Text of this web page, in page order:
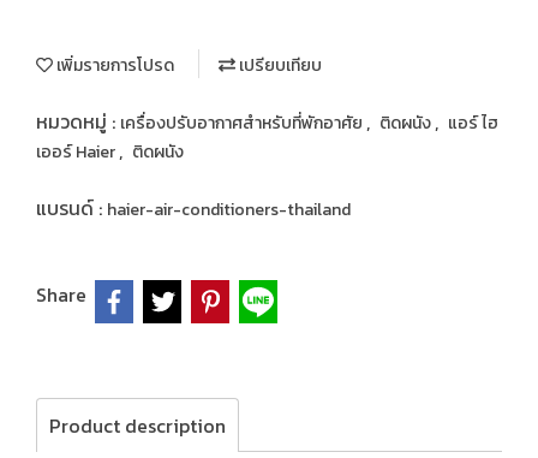
เพิ่มรายการโปรด เปรียบเทียบ
หมวดหมู่ : เครื่องปรับอากาศสำหรับที่พักอาศัย , ติดผนัง, แอร์ ไฮ
เออร์ Haier, ติดผนัง
แบรนด์ : haier-air-conditioners-thailand
Share
Product description